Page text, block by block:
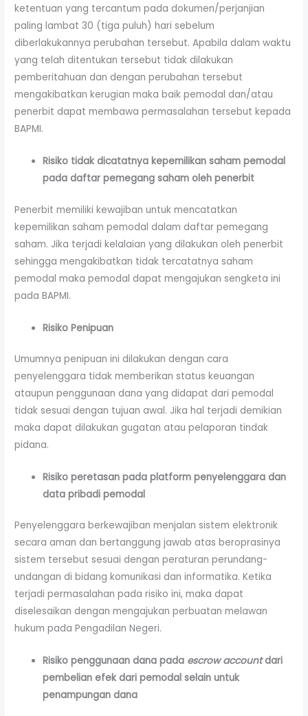
ketentuan yang tercantum pada dokumen/perjanjian
paling lambat 30 (tiga puluh) hari sebelum
diberlakukannya perubahan tersebut. Apabila dalam waktu
yang telah ditentukan tersebut tidak dilakukan
pemberitahuan dan dengan perubahan tersebut
mengakibatkan kerugian maka baik pemodal dan/atau
penerbit dapat membawa permasalahan tersebut kepada
BAPMI.
Risiko tidak dicatatnya kepemilikan saham pemodal
pada daftar pemegang saham oleh penerbit
Penerbit memiliki kewajiban untuk mencatatkan
kepemilikan saham pemodal dalam daftar pemegang
saham. Jika terjadi kelalaian yang dilakukan oleh penerbit
sehingga mengakibatkan tidak tercatatnya saham
pemodal maka pemodal dapat mengajukan sengketa ini
pada BAPMI.
Risiko Penipuan
Umumnya penipuan ini dilakukan dengan cara
penyelenggara tidak memberikan status keuangan
ataupun penggunaan dana yang didapat dari pemodal
tidak sesuai dengan tujuan awal. Jika hal terjadi demikian
maka dapat dilakukan gugatan atau pelaporan tindak
pidana.
Risiko peretasan pada platform penyelenggara dan
data pribadi pemodal
Penyelenggara berkewajiban menjalan sistem elektronik
secara aman dan bertanggung jawab atas beroprasinya
sistem tersebut sesuai dengan peraturan perundang-
undangan di bidang komunikasi dan informatika. Ketika
terjadi permasalahan pada risiko ini, maka dapat
diselesaikan dengan mengajukan perbuatan melawan
hukum pada Pengadilan Negeri.
Risiko penggunaan dana pada escrow accountdari
pembelian efek dari pemodal selain untuk
penampungan dana